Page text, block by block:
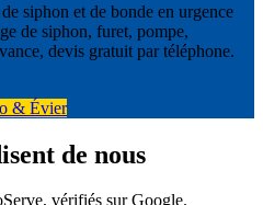
siphon et de bonde en urgence
de siphon, furet, pompe,
devis gratuit par téléphone.
& Évier
de nous
vérifiés sur Google.